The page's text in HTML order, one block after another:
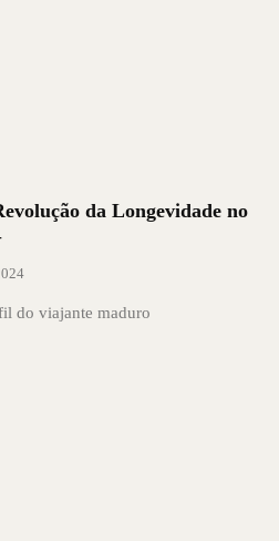
da Longevidade no
do viajante maduro